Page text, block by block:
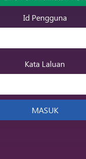
Id Pengguna
Kata Laluan